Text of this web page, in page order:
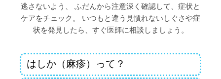
逃さないよう、 ふだんから注意深く確認して、症状と
ケアをチェック。 いつもと違う見慣れないしぐさや症
状を発見したら、すぐ医師に相談しましょう。
はしか（麻疹）って？